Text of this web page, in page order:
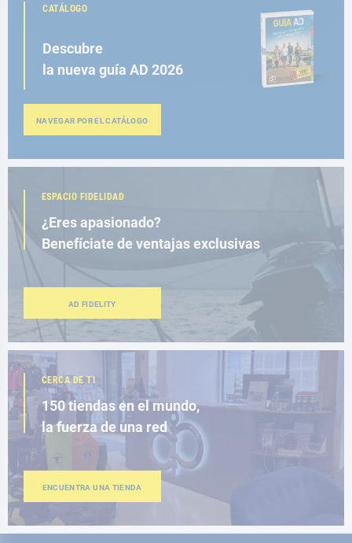
CATÁLOGO
Descubre
la nueva guía AD 2026
NAVEGAR POR EL CATÁLOGO
ESPACIO FIDELIDAD
¿Eres apasionado?
Benefíciate de ventajas exclusivas
AD FIDELITY
CERCA DE TI
150 tiendas en el mundo,
la fuerza de una red
ENCUENTRA UNA TIENDA